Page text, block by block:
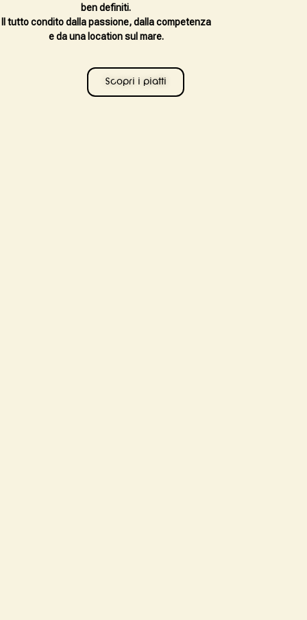
ben definiti.
Il tutto condito dalla passione, dalla competenza
e da una location sul mare.
Scopri i piatti